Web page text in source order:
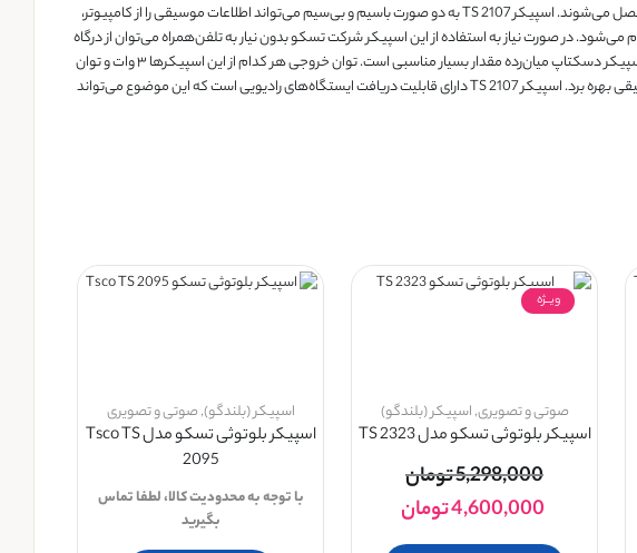
اسپیکر «TS 2107» محصولی از شرکت «تسکو» است. این اسپیکر دو بلندگو و یک ساب‌ووفر دارد که برای پخش موسیقی، بلندگوها به ساب‌ووفر متصل می‌شوند. اسپیکر TS 2107 به دو صورت باسیم و بی‌سیم می‌تواند اطلاعات موسیقی را از کامپیوتر،
اتصال بی‌سیم در این محصول از طریق بلوتوث و اتصال باسیم از طریق جک ۳.۵ میلی‌متری صدا انجام می‌شود. در صورت نیاز به استفاده از این اسپیکر شرکت تسکو بدون نیار به تلفن‌همراه می‌توان از درگاه
USB یا شیار کارت حافظه‌ی ارائه‌شده روی این محصول بهره برد. توان خروجی کلی این اسپیکر برابر با ۱۶ وات است. این میزان از توان خروجی برای یک اسپیکر دسکتاپ میان‌رده مقدار بسیار مناسبی است. توان خروجی هر کدام از این اسپیکرها ۳ وات و توان
خروجی ساب‌ووفر در این محصول برابر با ۱۰ وات است. در جعبه‌ی این محصول یک ریموت کنترل مشاهده می‌شود که می‌توان از آن برای کنترل موسیقی بهره برد. اسپیکر TS 2107 دارای قابلیت دریافت ایستگاه‌های رادیویی است که این موضوع می‌تواند
ویــژه
صوتی و تصویری,اسپیکر (بلندگو)
اسپیکر بلوتوثی تسکو مدل TS 2323
5,298,000تومان
4,600,000تومان
اسپیکر (بلندگو),صوتی و تصویری
اسپیکر بلوتوثی تسکو مدل Tsco TS
2095
با توجه به محدودیت کالا، لطفا تماس
بگیرید